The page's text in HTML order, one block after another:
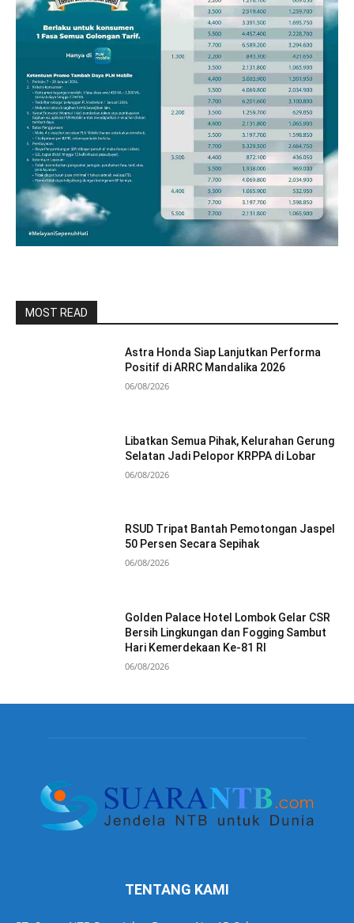
MOST READ
Astra Honda Siap Lanjutkan Performa
Positif di ARRC Mandalika 2026
06/08/2026
Libatkan Semua Pihak, Kelurahan Gerung
Selatan Jadi Pelopor KRPPA di Lobar
06/08/2026
RSUD Tripat Bantah Pemotongan Jaspel
50 Persen Secara Sepihak
06/08/2026
Golden Palace Hotel Lombok Gelar CSR
Bersih Lingkungan dan Fogging Sambut
Hari Kemerdekaan Ke-81 RI
06/08/2026
TENTANG KAMI